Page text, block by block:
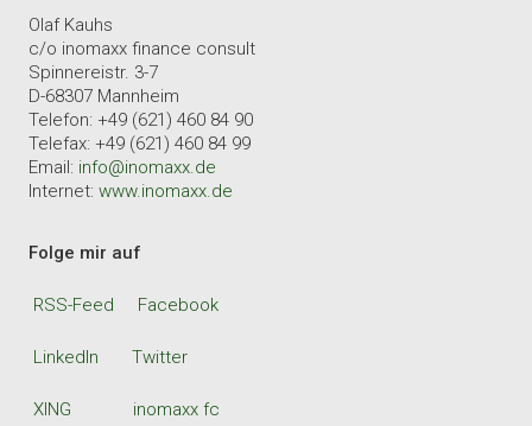
Olaf Kauhs
c/o inomaxx finance consult
Spinnereistr. 3-7
D-68307 Mannheim
Telefon: +49 (621) 460 84 90
Telefax: +49 (621) 460 84 99
Email: info@inomaxx.de
Internet: www.inomaxx.de
Folge mir auf
RSS-Feed Facebook
LinkedIn Twitter
XING inomaxx fc